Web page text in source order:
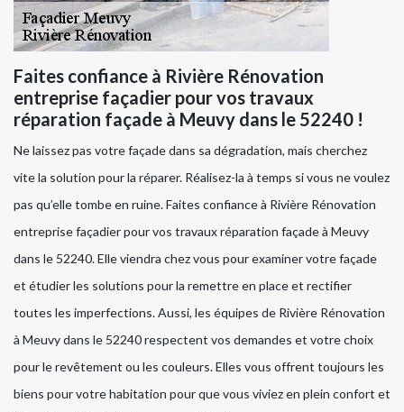
Faites confiance à Rivière Rénovation
entreprise façadier pour vos travaux
réparation façade à Meuvy dans le 52240 !
Ne laissez pas votre façade dans sa dégradation, mais cherchez
vite la solution pour la réparer. Réalisez-la à temps si vous ne voulez
pas qu’elle tombe en ruine. Faites confiance à Rivière Rénovation
entreprise façadier pour vos travaux réparation façade à Meuvy
dans le 52240. Elle viendra chez vous pour examiner votre façade
et étudier les solutions pour la remettre en place et rectifier
toutes les imperfections. Aussi, les équipes de Rivière Rénovation
à Meuvy dans le 52240 respectent vos demandes et votre choix
pour le revêtement ou les couleurs. Elles vous offrent toujours les
biens pour votre habitation pour que vous viviez en plein confort et